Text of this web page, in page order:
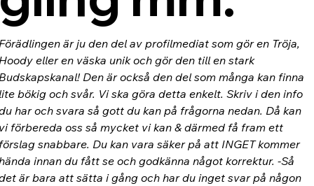
är ju den del av profilmediat som gör en Tröja,
eller en väska unik och gör den till en stark
Den är också den del som många kan finna
bökig och svår. Vi ska göra detta enkelt. Skriv i den info
har och svara så gott du kan på frågorna nedan. Då kan
förbereda oss så mycket vi kan & därmed få fram ett
snabbare. Du kan vara säker på att INGET kommer
innan du fått se och godkänna något korrektur. -Så
är bara att sätta i gång och har du inget svar på någon